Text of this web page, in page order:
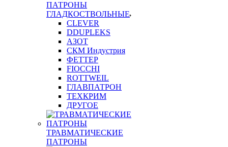
ПАТРОНЫ
ГЛАДКОСТВОЛЬНЫЕ
CLEVER
DDUPLEKS
АЗОТ
СКМ Индустрия
ФЕТТЕР
FIOCCHI
ROTTWEIL
ГЛАВПАТРОН
ТЕХКРИМ
ДРУГОЕ
ТРАВМАТИЧЕСКИЕ
ПАТРОНЫ